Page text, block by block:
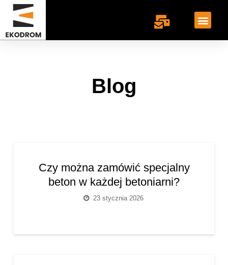
Blog
Czy można zamówić specjalny
beton w każdej betoniarni?
23 stycznia 2026